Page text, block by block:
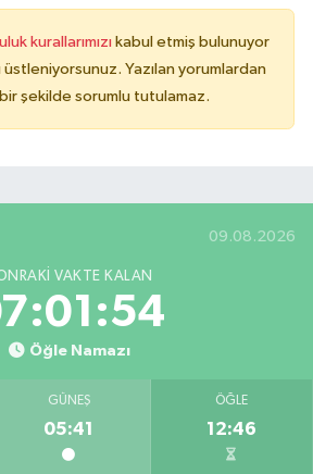
kurallarımızı kabul etmiş bulunuyor
Yazılan yorumlardan
şekilde sorumlu tutulamaz.
09.08.2026
VAKTE KALAN
Öğle Namazı
GÜNEŞ
05:41
ÖĞLE
12:46